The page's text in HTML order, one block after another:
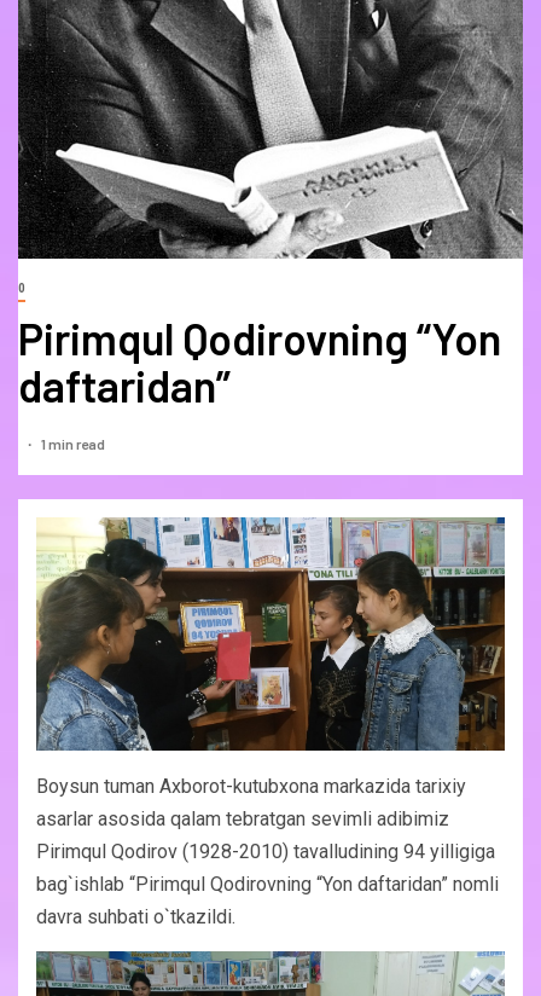
0
Pirimqul Qodirovning “Yon
daftaridan”
1 min read
Boysun tuman Axborot-kutubxona markazida tarixiy
asarlar asosida qalam tebratgan sevimli adibimiz
Pirimqul Qodirov (1928-2010) tavalludining 94 yilligiga
bag`ishlab “Pirimqul Qodirovning “Yon daftaridan” nomli
davra suhbati o`tkazildi.